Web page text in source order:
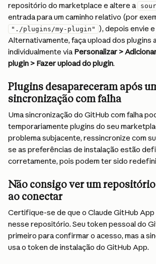
repositório do marketplace e altere a
entrada para um caminho relativo (por
"./plugins/my-plugin" ), depois envie
Alternativamente, faça upload dos plugins
individualmente via Personalizar >
plugin > Fazer upload do plugin.
Plugins desapareceram após
sincronização com falha
Uma sincronização do GitHub com falha
temporariamente plugins do seu
problema subjacente, ressincronize com
se as preferências de instalação estão
corretamente, pois podem ter sido
Não consigo ver um
ao conectar
Certifique-se de que o Claude GitHub
nesse repositório. Seu token pessoal do
primeiro para confirmar o acesso, mas a
usa o token de instalação do GitHub App.